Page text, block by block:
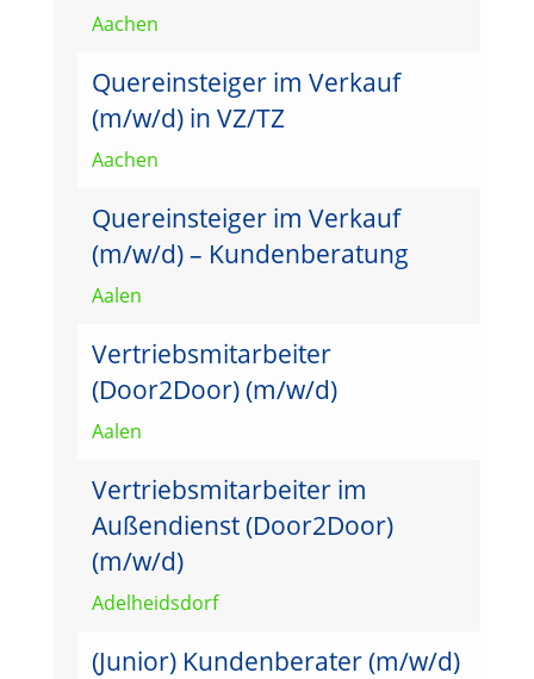
Aachen
Quereinsteiger im Verkauf
(m/w/d) in VZ/TZ
Aachen
Quereinsteiger im Verkauf
(m/w/d) – Kundenberatung
Aalen
Vertriebsmitarbeiter
(Door2Door) (m/w/d)
Aalen
Vertriebsmitarbeiter im
Außendienst (Door2Door)
(m/w/d)
Adelheidsdorf
(Junior) Kundenberater (m/w/d)